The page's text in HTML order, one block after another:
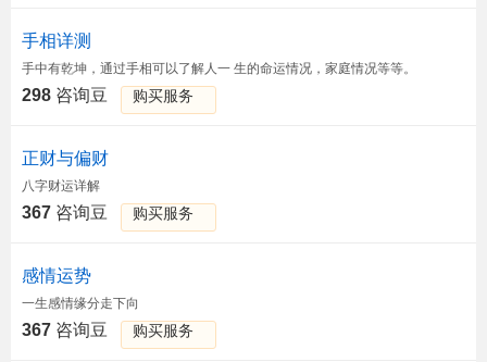
手相详测
手中有乾坤，通过手相可以了解人一 生的命运情况，家庭情况等等。
298 咨询豆 购买服务
正财与偏财
八字财运详解
367 咨询豆 购买服务
感情运势
一生感情缘分走下向
367 咨询豆 购买服务